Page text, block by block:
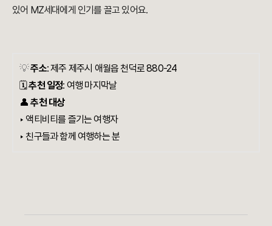
있어 MZ세대에게 인기를 끌고 있어요.
💡주소:제주 제주시 애월읍 천덕로 880-24
🗓️추천 일정: 여행 마지막날
👤추천 대상
‣ 액티비티를 즐기는 여행자
‣ 친구들과 함께 여행하는 분